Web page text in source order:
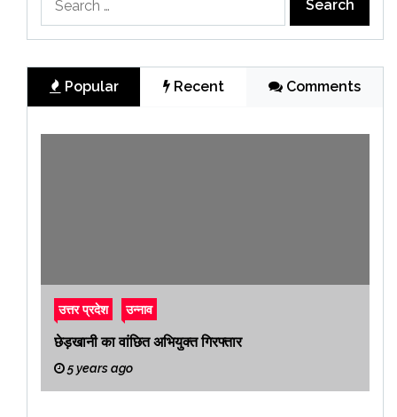
for:
Popular Recent Comments
उत्तर प्रदेश उन्नाव
छेड़खानी का वांछित अभियुक्त गिरफ्तार
5 years ago